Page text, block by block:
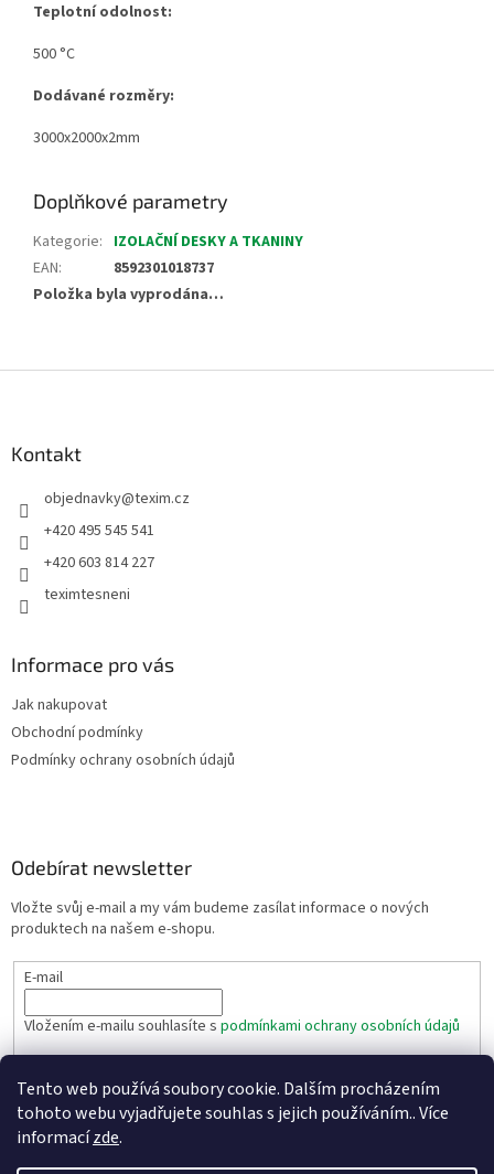
Tento web používá soubory cookie. Dalším procházením
tohoto webu vyjadřujete souhlas s jejich používáním.. Více
informacízde.
Teplotní odolnost:
500 °C
Dodávané rozměry:
3000x2000x2mm
Doplňkové parametry
Kategorie: IZOLAČNÍ DESKY A TKANINY
EAN:
8592301018737
Položka byla vyprodána…
Kontakt
objednavky@texim.cz
+420 495 545 541
+420 603 814 227
teximtesneni
Informace pro vás
Jak nakupovat
Obchodní podmínky
Podmínky ochrany osobních údajů
Odebírat newsletter
Vložte svůj e-mail a my vám budeme zasílat informace o nových
produktech na našem e-shopu.
E-mail
Vložením e-mailu souhlasíte s podmínkami ochrany osobních údajů
PŘIHLÁSIT SE